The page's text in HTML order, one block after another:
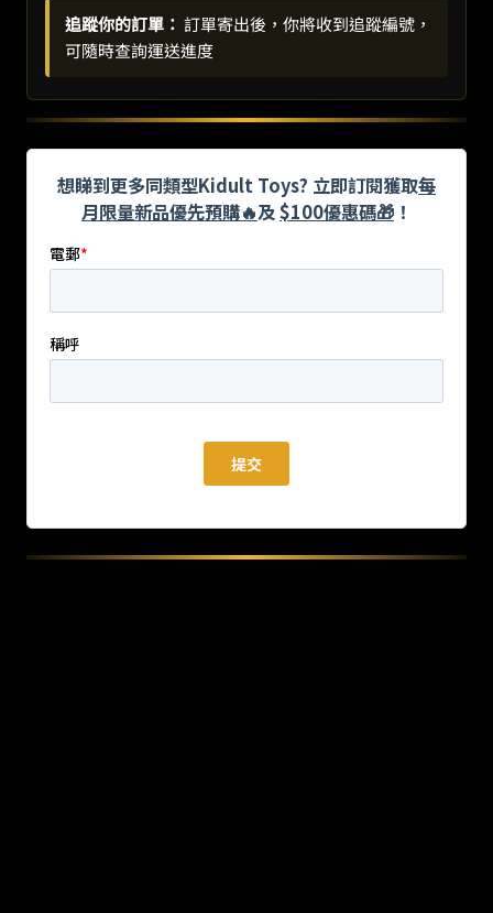
追蹤你的訂單： 訂單寄出後，你將收到追蹤編號，
可隨時查詢運送進度